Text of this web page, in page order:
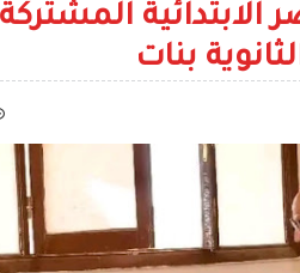
الابتدائية المشتركة
بنات